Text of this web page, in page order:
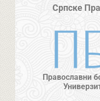
Српске
Православни